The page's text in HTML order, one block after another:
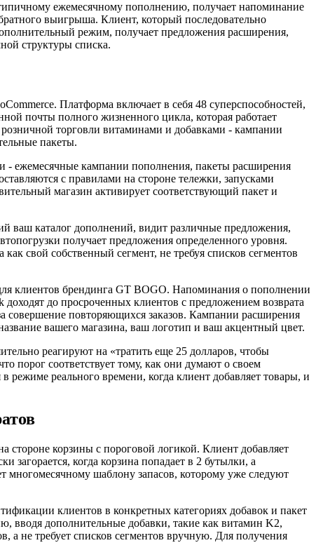
ежемесячному пополнению, получает напоминание
выигрыша. Клиент, который последовательно
режим, получает предложения расширения,
структуры списка.
Платформа включает в себя 48 суперспособностей,
почты полного жизненного цикла, которая работает
торговли витаминами и добавками - кампании
пакеты.
- ежемесячные кампании пополнения, пакеты расширения
с правилами на стороне тележки, запусками
магазин активирует соответствующий пакет и
ваш каталог дополнений, видит различные предложения,
получает предложения определенного уровня.
свой собственный сегмент, не требуя списков сегментов
клиентов брендинга GT BOGO. Напоминания о пополнении
до просроченных клиентов с предложением возврата
повторяющихся заказов. Кампании расширения
вашего магазина, ваш логотип и ваш акцентный цвет.
реагируют на «тратить еще 25 долларов, чтобы
порог соответствует тому, как они думают о своем
режиме реального времени, когда клиент добавляет товары, и
корзины с пороговой логикой. Клиент добавляет
загорается, когда корзина попадает в 2 бутылки, а
многомесячному шаблону запасов, которому уже следуют
клиентов в конкретных категориях добавок и пакет
вводя дополнительные добавки, такие как витамин K2,
а не требует списков сегментов вручную. Для получения